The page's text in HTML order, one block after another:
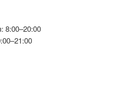
8:00–20:00